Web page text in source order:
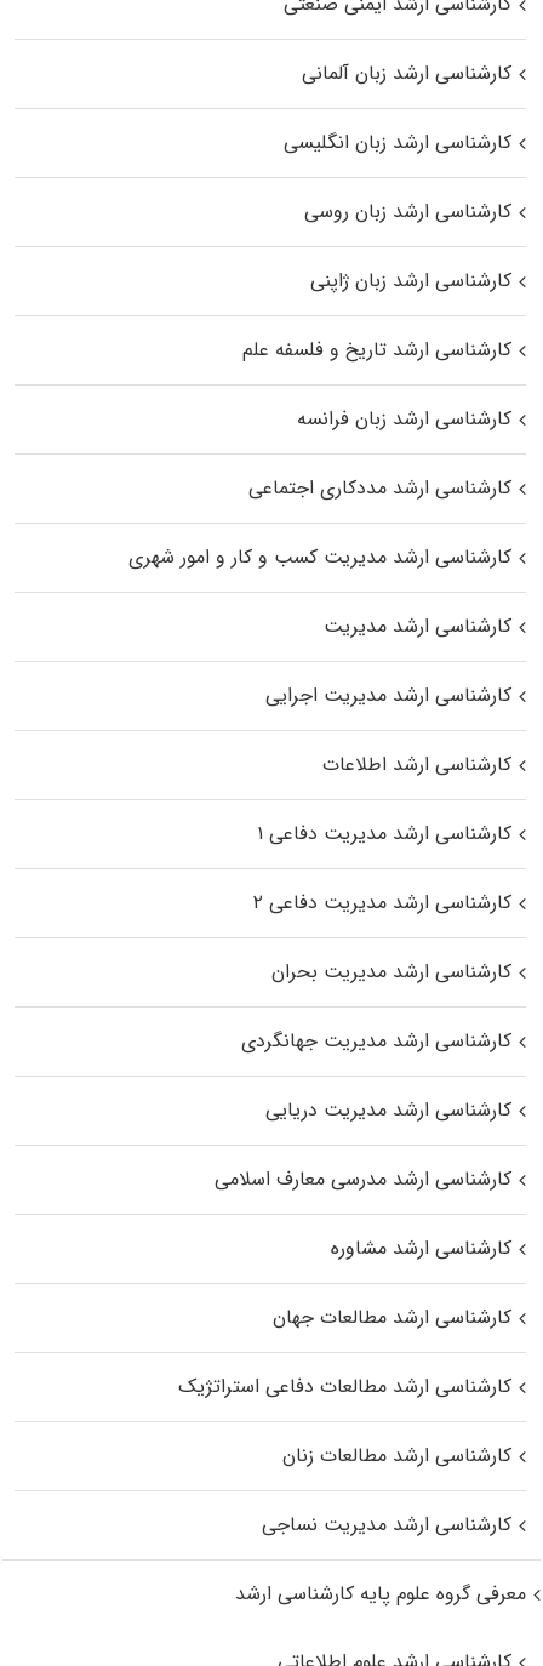
کارشناسی ارشد زبان آلمانی
کارشناسی ارشد زبان انگلیسی
کارشناسی ارشد زبان روسی
کارشناسی ارشد زبان ژاپنی
کارشناسی ارشد تاریخ و فلسفه علم
کارشناسی ارشد زبان فرانسه
کارشناسی ارشد مددکاری اجتماعی
کارشناسی ارشد مدیریت کسب و کار و امور شهری
کارشناسی ارشد مدیریت
کارشناسی ارشد مدیریت اجرایی
کارشناسی ارشد اطلاعات
کارشناسی ارشد مدیریت دفاعی ۱
کارشناسی ارشد مدیریت دفاعی ۲
کارشناسی ارشد مدیریت بحران
کارشناسی ارشد مدیریت جهانگردی
کارشناسی ارشد مدیریت دریایی
کارشناسی ارشد مدرسی معارف اسلامی
کارشناسی ارشد مشاوره
کارشناسی ارشد مطالعات جهان
کارشناسی ارشد مطالعات دفاعی استراتژیک
کارشناسی ارشد مطالعات زنان
کارشناسی ارشد مدیریت نساجی
معرفی گروه علوم پایه کارشناسی ارشد